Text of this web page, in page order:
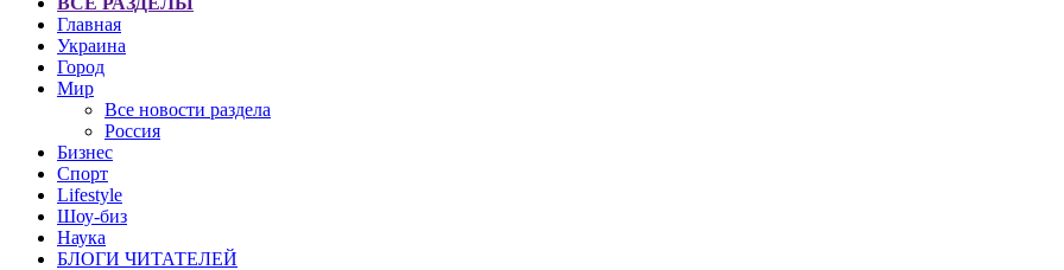
Главная
Украина
Город
Мир
Все новости раздела
Россия
Бизнес
Спорт
Lifestyle
Шоу-биз
Наука
БЛОГИ ЧИТАТЕЛЕЙ